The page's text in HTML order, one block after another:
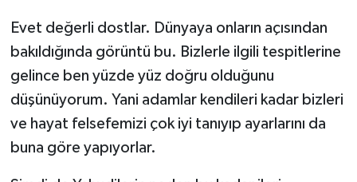
Evet değerli dostlar. Dünyaya onların açısından
bakıldığında görüntü bu. Bizlerle ilgili tespitlerine
gelince ben yüzde yüz doğru olduğunu
düşünüyorum. Yani adamlar kendileri kadar bizleri
ve hayat felsefemizi çok iyi tanıyıp ayarlarını da
buna göre yapıyorlar.